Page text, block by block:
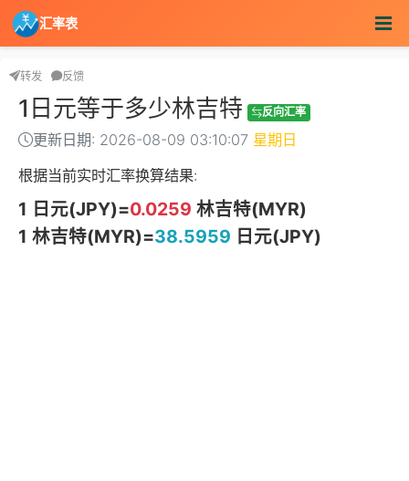
汇率表
转发 反馈
1日元等于多少林吉特 反向汇率
更新日期: 2026-08-09 03:10:07 星期日
根据当前实时汇率换算结果:
1 日元(JPY)=0.0259 林吉特(MYR)
1 林吉特(MYR)=38.5959 日元(JPY)